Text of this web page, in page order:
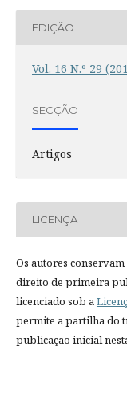
EDIÇÃO
Vol. 16 N.º 29
SECÇÃO
Artigos
LICENÇA
Os autores
direito de primeira
licenciado sob a
permite a partilha do
publicação inicial